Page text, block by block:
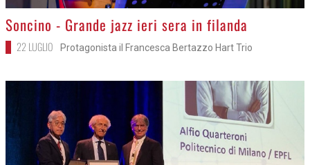
>
Soncino - Grande jazz ieri sera in filanda
22 LUGLIO Protagonista il Francesca Bertazzo Hart Trio